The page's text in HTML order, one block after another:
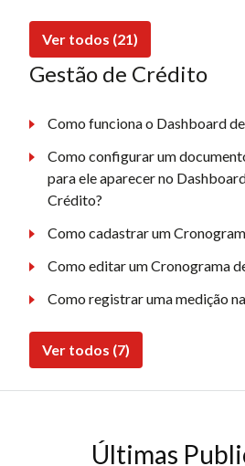
Ver todos (21)
Gestão de Crédito
Como funciona o Dashboard
Como configurar um
para ele aparecer no
Crédito?
Como cadastrar um
Como editar um Cronograma
Como registrar uma medição
Ver todos (7)
Últimas